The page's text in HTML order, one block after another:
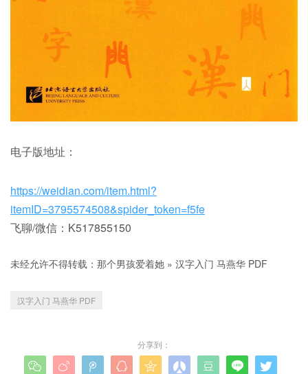
电子版地址：
https://weidian.com/item.html?
itemID=3795574508&spider_token=f5fe
飞聊/微信：K517855150
未经允许不得转载： 那个男孩爱着她 » 汉字入门 马燕华 PDF
汉字入门 马燕华 PDF
分享到：
       
